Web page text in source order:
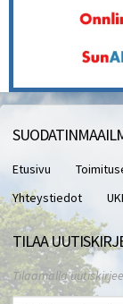
Etusivu
Yhteystiedot
TILAA
Tilaamalla